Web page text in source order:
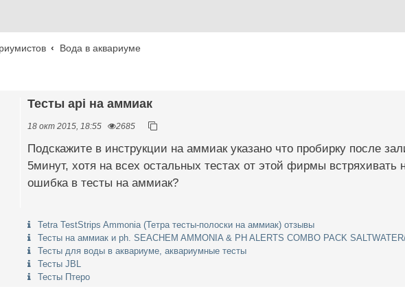
Вода в аквариуме
Тесты api на аммиак
18 окт 2015, 18:55 2685
Подскажите в инструкции на аммиак указано что пробирку после
5минут, хотя на всех остальных тестах от этой фирмы встряхивать
ошибка в тесты на аммиак?
Tetra TestStrips Ammonia (Тетра тесты-полоски на аммиак) отзывы
Тесты на аммиак и ph. SEACHEM AMMONIA & PH ALERTS COMBO PACK
Тесты для воды в аквариуме, аквариумные тесты
Тесты JBL
Тесты Птеро